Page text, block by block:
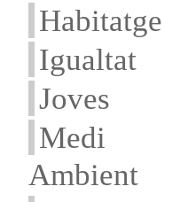
Habitatge
Igualtat
Joves
Medi
Ambient